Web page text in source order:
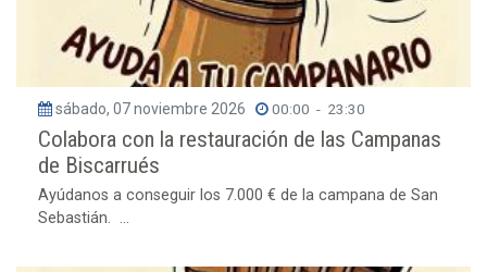
sábado, 07 noviembre 2026 00:00 - 23:30
Colabora con la restauración de las Campanas
de Biscarrués
Ayúdanos a conseguir los 7.000 € de la campana de San
Sebastián. ...